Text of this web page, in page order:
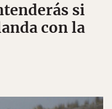
si
con la